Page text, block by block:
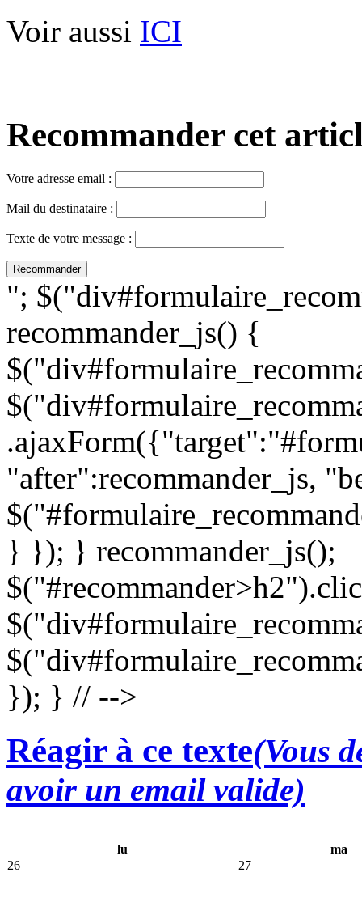
Voir aussi ICI
Recommander cet
Votre adresse email :
Mail du destinataire :
Texte de votre message :
";
recommander_js() {
"after":recommander_js,
} }); } recommander_js();
}); } // -->
Réagir à ce texte(Vous
avoir un email valide)
lu
ma
26
27